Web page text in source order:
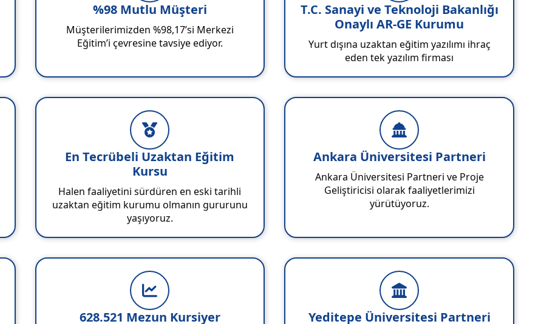
%98 Mutlu Müşteri
Müşterilerimizden %98,17’si Merkezi
Eğitim’i çevresine tavsiye ediyor.
T.C. Sanayi ve Teknoloji Bakanlığı
Onaylı AR-GE Kurumu
Yurt dışına uzaktan eğitim yazılımı ihraç
eden tek yazılım firması
En Tecrübeli Uzaktan Eğitim
Kursu
Halen faaliyetini sürdüren en eski tarihli
uzaktan eğitim kurumu olmanın gururunu
yaşıyoruz.
Ankara Üniversitesi Partneri
Ankara Üniversitesi Partneri ve Proje
Geliştiricisi olarak faaliyetlerimizi
yürütüyoruz.
628.521 Mezun Kursiyer Yeditepe Üniversitesi Partneri